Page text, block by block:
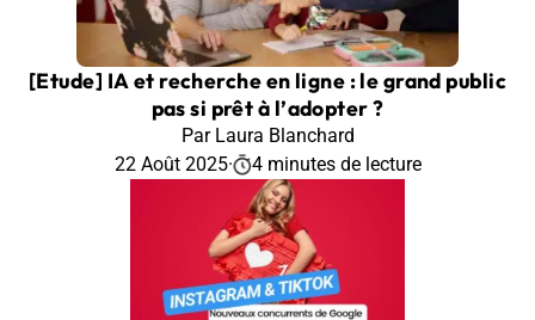
[Etude] IA et recherche en ligne : le grand public
pas si prêt à l’adopter ?
Par Laura Blanchard
22 Août 2025· 4 minutes de lecture